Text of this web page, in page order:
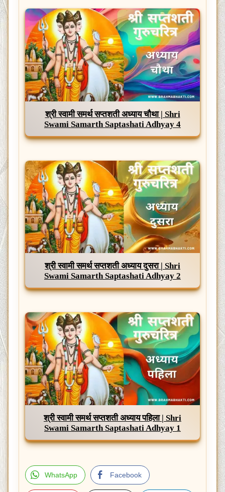
श्री स्वामी समर्थ सप्तशती अध्याय चौथा | Shri
Swami Samarth Saptashati Adhyay 4
श्री स्वामी समर्थ सप्तशती अध्याय दुसरा | Shri
Swami Samarth Saptashati Adhyay 2
श्री स्वामी समर्थ सप्तशती अध्याय पहिला | Shri
Swami Samarth Saptashati Adhyay 1
WhatsApp Facebook